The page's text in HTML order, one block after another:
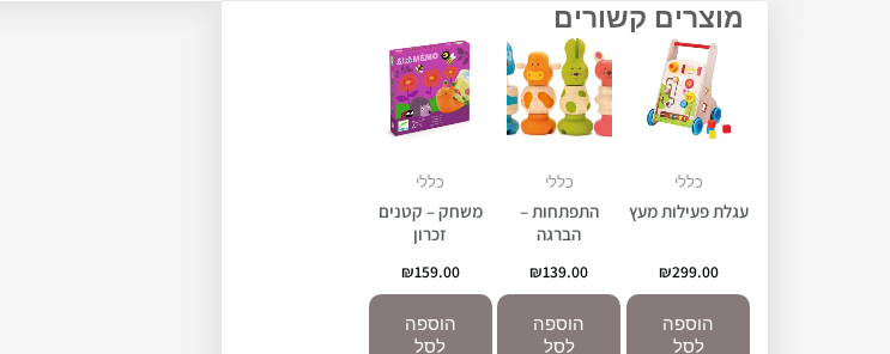
מוצרים קשורים
כללי
עגלת פעילות מעץ
₪299.00
הוספה
לסל
כללי
התפתחות –
הברגה
₪139.00
הוספה
לסל
כללי
משחק – קטנים
זכרון
₪159.00
הוספה
לסל